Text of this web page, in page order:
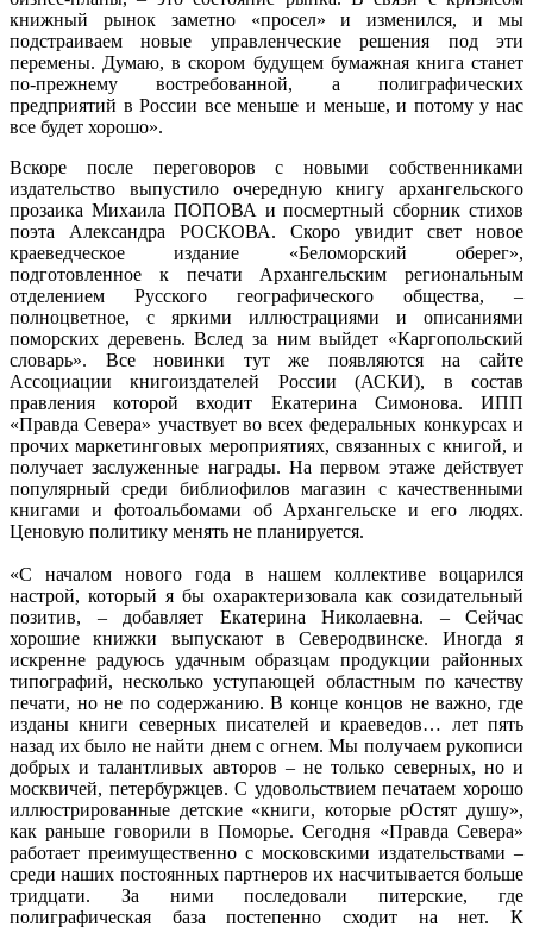
книжный рынок заметно «просел» и изменился, и мы
подстраиваем новые управленческие решения под эти
перемены. Думаю, в скором будущем бумажная книга станет
по-прежнему востребованной, а полиграфических
предприятий в России все меньше и меньше, и потому у нас
все будет хорошо».
Вскоре после переговоров с новыми собственниками
издательство выпустило очередную книгу архангельского
прозаика Михаила ПОПОВА и посмертный сборник стихов
поэта Александра РОСКОВА. Скоро увидит свет новое
краеведческое издание «Беломорский оберег»,
подготовленное к печати Архангельским региональным
отделением Русского географического общества, –
полноцветное, с яркими иллюстрациями и описаниями
поморских деревень. Вслед за ним выйдет «Каргопольский
словарь». Все новинки тут же появляются на сайте
Ассоциации книгоиздателей России (АСКИ), в состав
правления которой входит Екатерина Симонова. ИПП
«Правда Севера» участвует во всех федеральных конкурсах и
прочих маркетинговых мероприятиях, связанных с книгой, и
получает заслуженные награды. На первом этаже действует
популярный среди библиофилов магазин с качественными
книгами и фотоальбомами об Архангельске и его людях.
Ценовую политику менять не планируется.
«С началом нового года в нашем коллективе воцарился
настрой, который я бы охарактеризовала как созидательный
позитив, – добавляет Екатерина Николаевна. – Сейчас
хорошие книжки выпускают в Северодвинске. Иногда я
искренне радуюсь удачным образцам продукции районных
типографий, несколько уступающей областным по качеству
печати, но не по содержанию. В конце концов не важно, где
изданы книги северных писателей и краеведов… лет пять
назад их было не найти днем с огнем. Мы получаем рукописи
добрых и талантливых авторов – не только северных, но и
москвичей, петербуржцев. С удовольствием печатаем хорошо
иллюстрированные детские «книги, которые рОстят душу»,
как раньше говорили в Поморье. Сегодня «Правда Севера»
работает преимущественно с московскими издательствами –
среди наших постоянных партнеров их насчитывается больше
тридцати. За ними последовали питерские, где
полиграфическая база постепенно сходит на нет. К